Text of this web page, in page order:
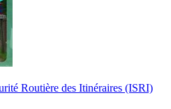
Routière des Itinéraires (ISRI)